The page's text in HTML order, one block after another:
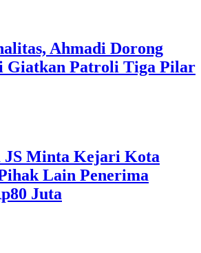
Ahmadi Dorong
Giatkan Patroli Tiga Pilar
JS Minta Kejari Kota
Lain Penerima
Juta